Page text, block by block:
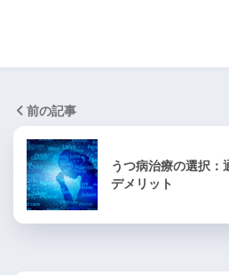
前の記事
うつ病治療の選択：
デメリット